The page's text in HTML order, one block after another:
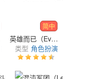
简中
英雄而已（Every Hero）
类型 角色扮演